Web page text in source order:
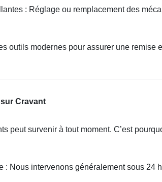
: Réglage ou remplacement des
outils modernes pour assurer une remise
Cravant
peut survenir à tout moment. C’est
: Nous intervenons généralement sous 24